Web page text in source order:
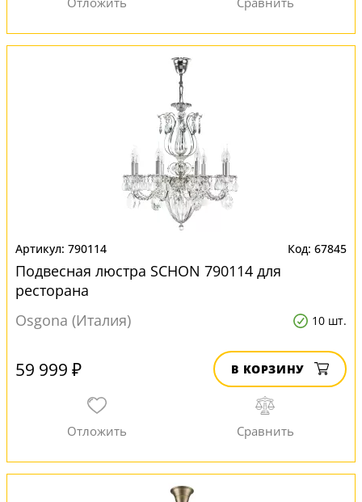
790114 67845
Подвесная люстра SCHON 790114 для
ресторана
Osgona (Италия)
10 шт.
59 999 ₽ В КОРЗИНУ